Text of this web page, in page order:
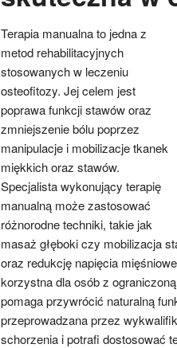
Terapia manualna to jedna z
metod rehabilitacyjnych
stosowanych w leczeniu
osteofitozy. Jej celem jest
poprawa funkcji stawów oraz
zmniejszenie bólu poprzez
manipulacje i mobilizacje tkanek
miękkich oraz stawów.
Specjalista wykonujący terapię
manualną może zastosować
różnorodne techniki, takie jak
masaż głęboki czy mobilizacja
oraz redukcję napięcia
korzystna dla osób z
pomaga przywrócić naturalną
przeprowadzana przez
schorzenia i potrafi dostosować